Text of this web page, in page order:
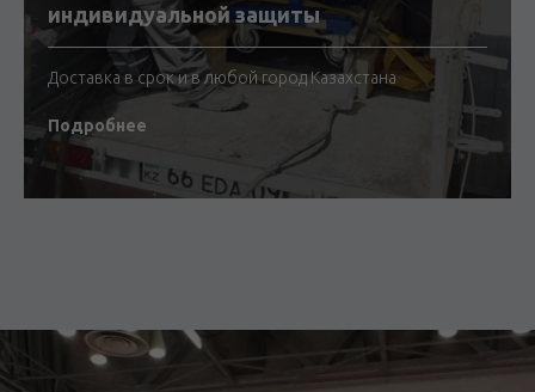
индивидуальной защиты
Доставка в срок и в любой город Казахстана
Подробнее